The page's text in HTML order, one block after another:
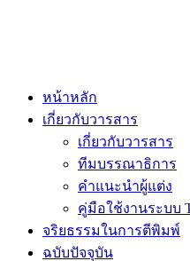
หน้าหลัก
เกี่ยวกับวารสาร
เกี่ยวกับวารสาร
ทีมบรรณาธิการ
คำแนะนำผู้แต่ง
คู่มือใช้งานระบบ
จริยธรรมในการตีพิมพ์
ฉบับปัจจุบัน